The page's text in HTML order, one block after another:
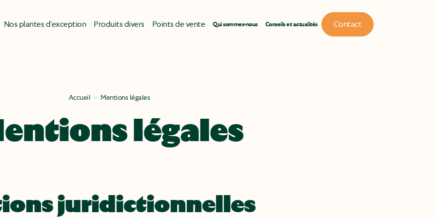
Nos plantes d’exception Produits divers Points de vente Qui sommes-nous Conseils et actualités Contact
Accueil Mentions légales
légales
juridictionnelles